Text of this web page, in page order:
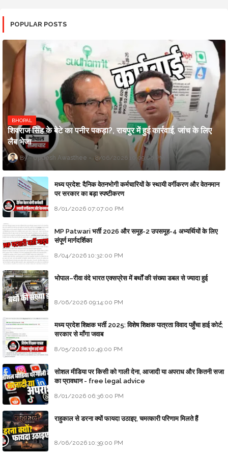
POPULAR POSTS
BHOPAL
शिवराज सिंह के बेटे का पनीर पकड़ा?, रायपुर में हुई कार्रवाई, जांच के लिए
लैब भेजा
Updesh Awasthee 8/06/2026 10:09:00 PM
मध्य प्रदेश: दैनिक वेतनभोगी कर्मचारियों के स्थायी वर्गीकरण और वेतनमान
पर सरकार का बड़ा स्पष्टीकरण
8/01/2026 07:07:00 PM
MP Patwari भर्ती 2026 और समूह-2 उपसमूह-4 अभ्यर्थियों के लिए
संपूर्ण मार्गदर्शिका
8/04/2026 10:32:00 PM
भोपाल–रीवा वंदे भारत एक्सप्रेस में बर्थों की संख्या डबल से ज्यादा हुई
8/06/2026 09:14:00 PM
मध्य प्रदेश शिक्षक भर्ती 2025: विशेष शिक्षक पात्रता विवाद पहुँचा हाई कोर्ट;
सरकार से माँगा जवाब
8/05/2026 10:49:00 PM
सोशल मीडिया पर किसी को गाली देना, आजादी या अपराध और कितनी सजा
का प्रावधान - free legal advice
8/01/2026 06:36:00 PM
राहुकाल से डरना क्यों फायदा उठाइए, चमत्कारी परिणाम मिलते हैं
8/06/2026 10:39:00 PM